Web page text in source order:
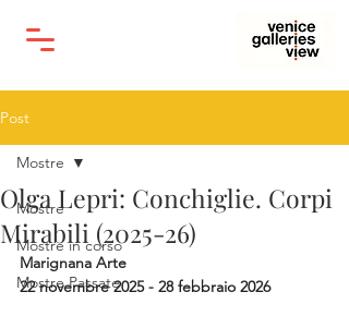
Post
Mostre
Mostre in corso
Mostre Passate
Mostre
Olga Lepri: Conchiglie. Corpi
Mirabili (2025-26)
Marignana Arte
22 novembre 2025 - 28 febbraio 2026